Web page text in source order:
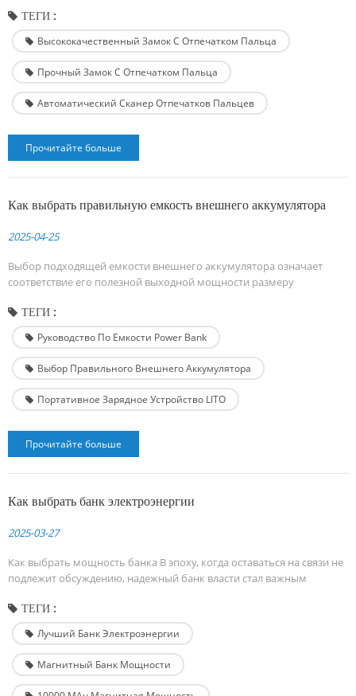
экрана, вы можете заметить загадочные различия: разблокировка
отпечатком пальца вашего друга работает безупречно, а ваша
постоянно дает сбой. Это несоответствие проистекает из
ультразвуковой технологии отпечатков...
ТЕГИ :
Высококачественный Замок С Отпечатком Пальца
Прочный Замок С Отпечатком Пальца
Автоматический Сканер Отпечатков Пальцев
Прочитайте больше
Как выбрать правильную емкость внешнего аккумулятора
2025-04-25
Выбор подходящей емкости внешнего аккумулятора означает
соответствие его полезной выходной мощности размеру
принимая во внимание преобразование напряжения и
неизбежные потери энергии во время зарядки. Современные
смартфоны обычно имеют аккумуляторы емкостью 3582 мАч
(например, iPhone 16 Pro) и 5000 мАч (например, Samsung S25 Ultra),
а ...
ТЕГИ :
Руководство По Емкости Power Bank
Выбор Правильного Внешнего Аккумулятора
Портативное Зарядное Устройство LITO
Прочитайте больше
Как выбрать банк электроэнергии
2025-03-27
Как выбрать мощность банка В эпоху, когда оставаться на связи не
подлежит обсуждению, надежный банк власти стал важным
технических энтузиастов. Однако не все портативные банки
питания созданы равными. Чтобы гарантировать, что вы
инвестируете в устройство, которое соответствует вашим
потребностям, важно оценить ключевые факторы, такие как
емкос...
ТЕГИ :
Лучший Банк Электроэнергии
Магнитный Банк Мощности